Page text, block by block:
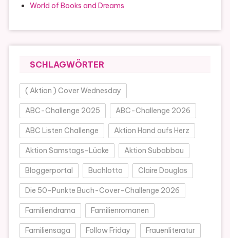
World of Books and Dreams
SCHLAGWÖRTER
( Aktion ) Cover Wednesday
ABC-Challenge 2025 ABC-Challenge 2026
ABC Listen Challenge Aktion Hand aufs Herz
Aktion Samstags-Lücke Aktion Subabbau
Bloggerportal Buchlotto Claire Douglas
Die 50-Punkte Buch-Cover-Challenge 2026
Familiendrama Familienromanen
Familiensaga Follow Friday Frauenliteratur